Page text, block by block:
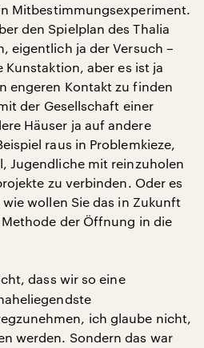
Mitbestimmungsexperiment.
den Spielplan des Thalia
eigentlich ja der Versuch –
Kunstaktion, aber es ist ja
engeren Kontakt zu finden
der Gesellschaft einer
Häuser ja auf andere
raus in Problemkieze,
Jugendliche mit reinzuholen
zu verbinden. Oder es
wollen Sie das in Zukunft
der Öffnung in die
dass wir so eine
ich glaube nicht,
werden. Sondern das war